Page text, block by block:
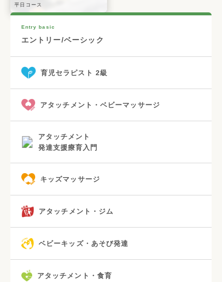
平日コース
Entry basic
エントリー/ベーシック
育児セラピスト 2級
アタッチメント・ベビーマッサージ
アタッチメント
発達支援療育入門
キッズマッサージ
アタッチメント・ジム
ベビーキッズ・あそび発達
アタッチメント・食育